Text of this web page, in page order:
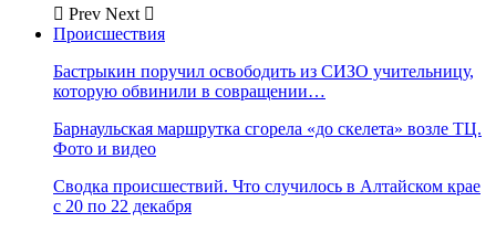
Prev Next
Происшествия
Бастрыкин поручил освободить из СИЗО учительницу,
которую обвинили в совращении…
Барнаульская маршрутка сгорела «до скелета» возле ТЦ.
Фото и видео
Сводка происшествий. Что случилось в Алтайском крае
с 20 по 22 декабря